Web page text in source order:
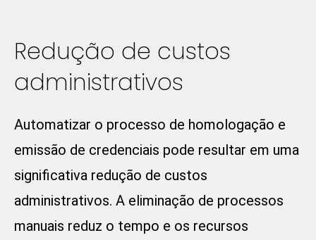
Redução de custos
administrativos
Automatizar o processo de homologação e
emissão de credenciais pode resultar em uma
significativa redução de custos
administrativos. A eliminação de processos
manuais reduz o tempo e os recursos